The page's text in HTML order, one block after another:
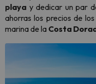
playa y dedicar un par
ahorras los precios de
marina de la Costa